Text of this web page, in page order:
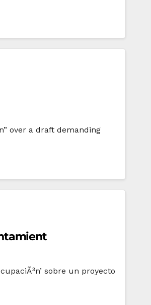
over a draft demanding
sobre un proyecto